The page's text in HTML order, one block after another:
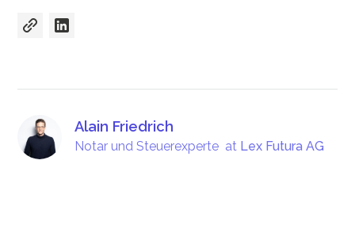
Alain Friedrich
Notar und Steuerexperte at Lex Futura AG